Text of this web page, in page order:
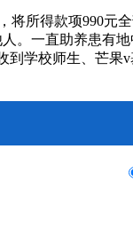
所得款项990元
。一直助养患有
学校师生、芒果